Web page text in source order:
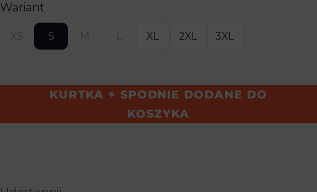
Wariant
XS S M L XL 2XL 3XL
KURTKA + SPODNIE DODANE DO
KOSZYKA